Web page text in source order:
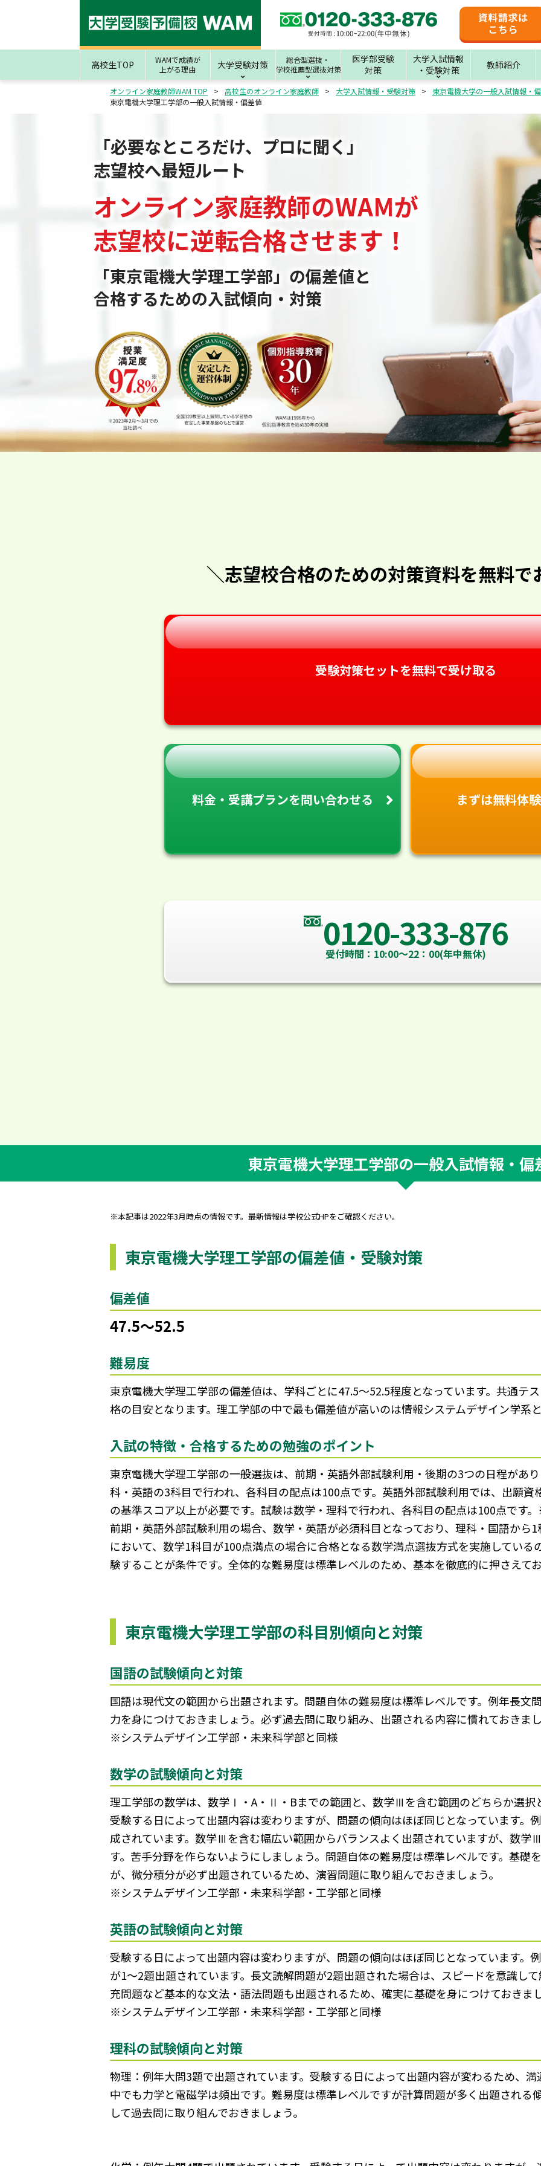
高校生TOP
WAMで成績が
上がる理由
大学受験対策
総合型選抜・
学校推薦型選抜対策
医学部受験
対策
大学入試情報
・受験対策
教師紹介
オンライン家庭教師WAM TOP 高校生のオンライン家庭教師 大学入試情報・受験対策
東京電機大学の一般入試情報・
東京電機大学理工学部の一般入試情報・偏差値
「必要なところだけ、プロに聞く」
志望校へ最短ルート
オンライン家庭教師のWAMが
志望校に逆転合格させます！
「東京電機大学理工学部」の偏差値と
合格するための⼊試傾向・対策
＼志望校合格のための対策資料を無料で
受験対策セットを無料で受け取る
料金・受講プランを問い合わせる まずは無料体験
0120-333-876
受付時間：10:00～22：00(年中無休)
東京電機大学理工学部の一般入試情報・偏
※本記事は2022年3月時点の情報です。最新情報は学校公式HPをご確認ください。
東京電機大学理工学部の偏差値・受験対策
偏差値
47.5～52.5
難易度
東京電機大学理工学部の偏差値は、学科ごとに47.5～52.5程度となっています。共通テ
格の目安となります。理工学部の中で最も偏差値が高いのは情報システムデザイン学系
入試の特徴・合格するための勉強のポイント
東京電機大学理工学部の一般選抜は、前期・英語外部試験利用・後期の3つの日程があ
科・英語の3科目で行われ、各科目の配点は100点です。英語外部試験利用では、出願
の基準スコア以上が必要です。試験は数学・理科で行われ、各科目の配点は100点です
前期・英語外部試験利用の場合、数学・英語が必須科目となっており、理科・国語から
において、数学1科目が100点満点の場合に合格となる数学満点選抜方式を実施してい
験することが条件です。全体的な難易度は標準レベルのため、基本を徹底的に押さえて
東京電機大学理工学部の科目別傾向と対策
国語の試験傾向と対策
国語は現代文の範囲から出題されます。問題自体の難易度は標準レベルです。例年長文
力を身につけておきましょう。必ず過去問に取り組み、出題される内容に慣れておきま
※システムデザイン工学部・未来科学部と同様
数学の試験傾向と対策
理工学部の数学は、数学Ⅰ・A・Ⅱ・Bまでの範囲と、数学Ⅲを含む範囲のどちらか選択
受験する日によって出題内容は変わりますが、問題の傾向はほぼ同じとなっています。
成されています。数学Ⅲを含む幅広い範囲からバランスよく出題されていますが、数学
す。苦手分野を作らないようにしましょう。問題自体の難易度は標準レベルです。基礎
が、微分積分が必ず出題されているため、演習問題に取り組んでおきましょう。
※システムデザイン工学部・未来科学部・工学部と同様
英語の試験傾向と対策
受験する日によって出題内容は変わりますが、問題の傾向はほぼ同じとなっています。
が1～2題出題されています。長文読解問題が2題出題された場合は、スピードを意識し
充問題など基本的な文法・語法問題も出題されるため、確実に基礎を身につけておきま
※システムデザイン工学部・未来科学部・工学部と同様
理科の試験傾向と対策
物理：例年大問3題で出題されています。受験する日によって出題内容が変わるため、
中でも力学と電磁学は頻出です。難易度は標準レベルですが計算問題が多く出題される
して過去問に取り組んでおきましょう。